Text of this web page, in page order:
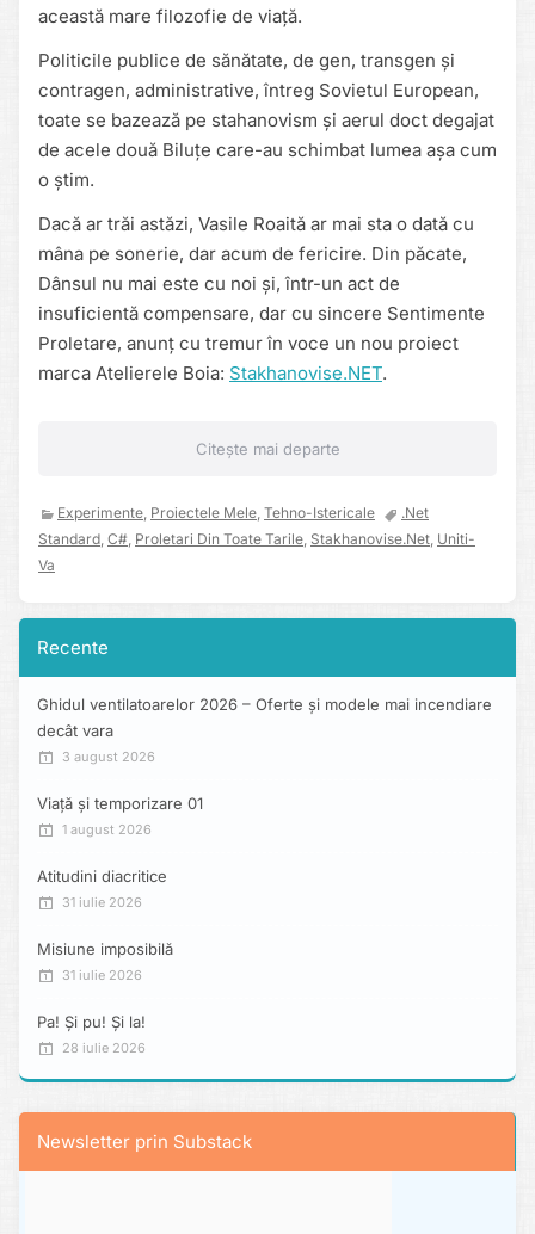
această mare filozofie de viață.
Politicile publice de sănătate, de gen, transgen și
contragen, administrative, întreg Sovietul European,
toate se bazează pe stahanovism și aerul doct degajat
de acele două Biluțe care-au schimbat lumea așa cum
o știm.
Dacă ar trăi astăzi, Vasile Roaită ar mai sta o dată cu
mâna pe sonerie, dar acum de fericire. Din păcate,
Dânsul nu mai este cu noi și, într-un act de
insuficientă compensare, dar cu sincere Sentimente
Proletare, anunț cu tremur în voce un nou proiect
marca Atelierele Boia: Stakhanovise.NET.
Citește mai departe
Experimente, Proiectele Mele, Tehno-Istericale
.net
Standard, C#, Proletari Din Toate Tarile, Stakhanovise.net, Uniti-
Va
Recente
Ghidul ventilatoarelor 2026 – Oferte și modele mai incendiare
decât vara
3 august 2026
Viață și temporizare 01
1 august 2026
Atitudini diacritice
31 iulie 2026
Misiune imposibilă
31 iulie 2026
Pa! Și pu! Și la!
28 iulie 2026
Newsletter prin Substack